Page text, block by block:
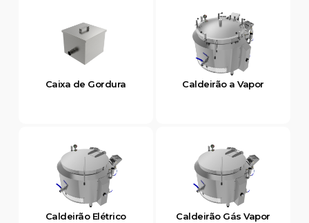
Caixa de Gordura Caldeirão a Vapor
Caldeirão Elétrico Caldeirão Gás Vapor